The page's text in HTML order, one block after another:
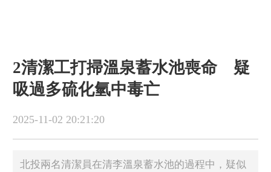
2清潔工打掃溫泉蓄水池喪命 疑
吸過多硫化氫中毒亡
2025-11-02 20:21:20
北投兩名清潔員在清李溫泉蓄水池的過程中，疑似